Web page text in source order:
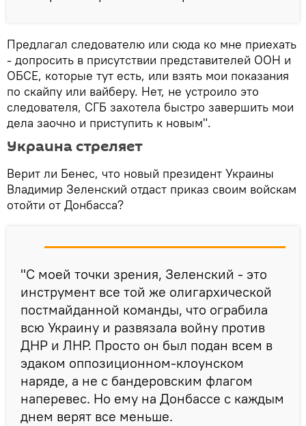
Предлагал следователю или сюда ко мне приехать
- допросить в присутствии представителей ООН и
ОБСЕ, которые тут есть, или взять мои показания
по скайпу или вайберу. Нет, не устроило это
следователя, СГБ захотела быстро завершить мои
дела заочно и приступить к новым".
Украина стреляет
Верит ли Бенес, что новый президент Украины
Владимир Зеленский отдаст приказ своим войскам
отойти от Донбасса?
"С моей точки зрения, Зеленский - это
инструмент все той же олигархической
постмайданной команды, что ограбила
всю Украину и развязала войну против
ДНР и ЛНР. Просто он был подан всем в
эдаком оппозиционном-клоунском
наряде, а не с бандеровским флагом
наперевес. Но ему на Донбассе с каждым
днем верят все меньше.